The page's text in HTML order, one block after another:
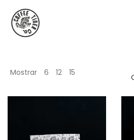
Mostrar 6 12 15